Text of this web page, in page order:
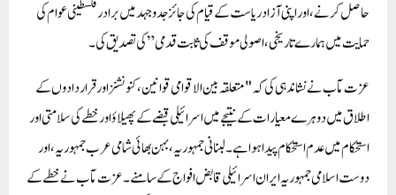
حاصل کرنے، اور اپنی آزاد ریاست کے قیام کی جائز جدوجہد میں برادر فلسطینی عوام کی
حمایت میں ہمارے تاریخی، اصولی موقف کی ثابت قدمی” کی تصدیق کی۔
عزت مآب نے نشاندہی کی کہ "متعلقہ بین الاقوامی قوانین، کنونشنز اور قراردادوں کے
اطلاق میں دوہرے معیارات کے نتیجے میں اسرائیلی قبضے کے پھیلاؤ اور خطے کی سلامتی اور
استحکام میں عدم استحکام پیدا ہوا ہے۔ لبنانی جمہوریہ، بہن بھائی شامی عرب جمہوریہ، اور
دوست اسلامی جمہوریہ ایران اسرائیلی قابض افواج کے سامنے۔عزت مآب نے خطے کے